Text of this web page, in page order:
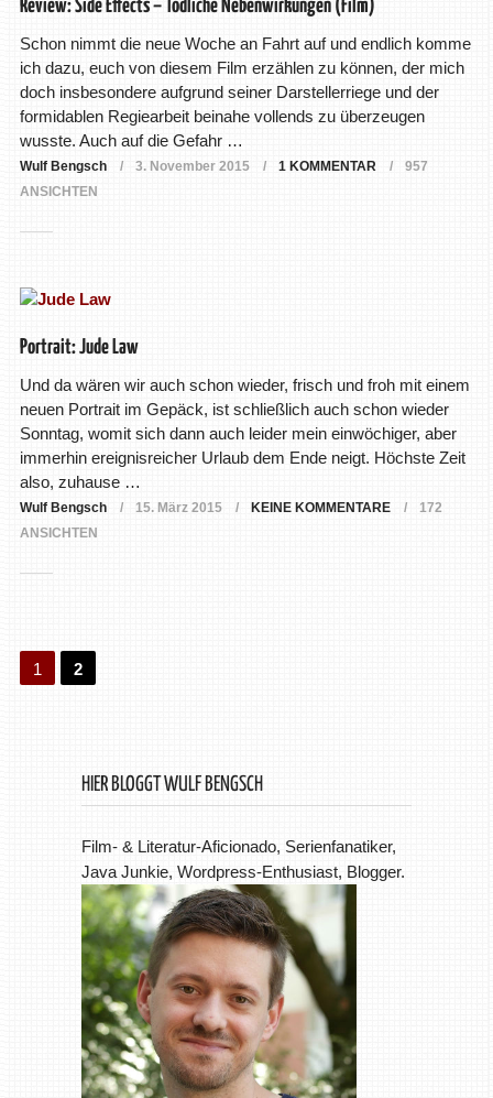
Review: Side Effects – Tödliche Nebenwirkungen (Film)
Schon nimmt die neue Woche an Fahrt auf und endlich komme
ich dazu, euch von diesem Film erzählen zu können, der mich
doch insbesondere aufgrund seiner Darstellerriege und der
formidablen Regiearbeit beinahe vollends zu überzeugen
wusste. Auch auf die Gefahr …
Wulf Bengsch 3. November 2015 1 KOMMENTAR
957
ANSICHTEN
Portrait: Jude Law
Und da wären wir auch schon wieder, frisch und froh mit einem
neuen Portrait im Gepäck, ist schließlich auch schon wieder
Sonntag, womit sich dann auch leider mein einwöchiger, aber
immerhin ereignisreicher Urlaub dem Ende neigt. Höchste Zeit
also, zuhause …
Wulf Bengsch 15. März 2015 KEINE KOMMENTARE
172
ANSICHTEN
1 2
HIER BLOGGT WULF BENGSCH
Film- & Literatur-Aficionado, Serienfanatiker,
Java Junkie, Wordpress-Enthusiast, Blogger.